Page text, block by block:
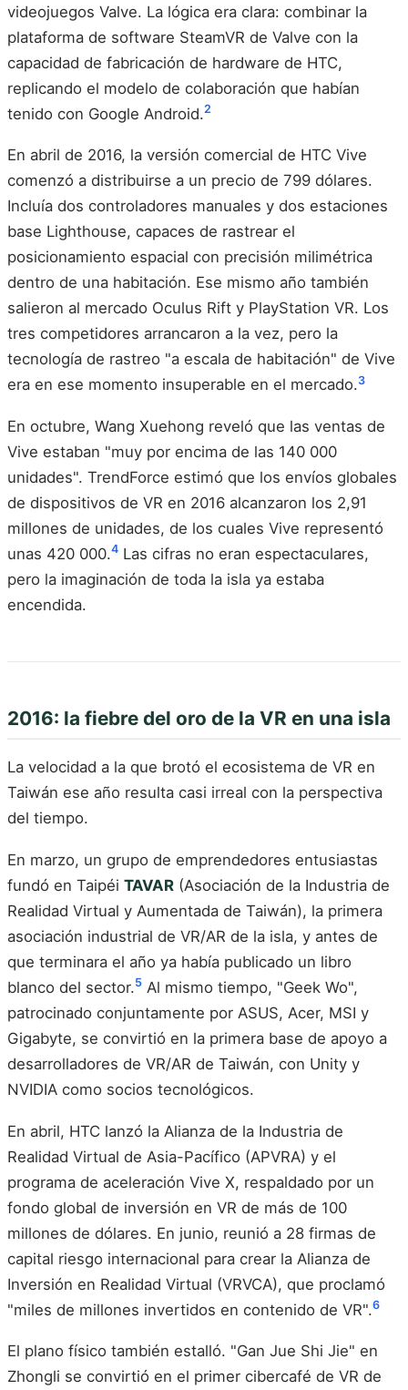
videojuegos Valve. La lógica era clara: combinar la
plataforma de software SteamVR de Valve con la
capacidad de fabricación de hardware de HTC,
replicando el modelo de colaboración que habían
tenido con Google Android.2
En abril de 2016, la versión comercial de HTC Vive
comenzó a distribuirse a un precio de 799 dólares.
Incluía dos controladores manuales y dos estaciones
base Lighthouse, capaces de rastrear el
posicionamiento espacial con precisión milimétrica
dentro de una habitación. Ese mismo año también
salieron al mercado Oculus Rift y PlayStation VR. Los
tres competidores arrancaron a la vez, pero la
tecnología de rastreo "a escala de habitación" de Vive
era en ese momento insuperable en el mercado.3
En octubre, Wang Xuehong reveló que las ventas de
Vive estaban "muy por encima de las 140 000
unidades". TrendForce estimó que los envíos globales
de dispositivos de VR en 2016 alcanzaron los 2,91
millones de unidades, de los cuales Vive representó
unas 420 000.4 Las cifras no eran espectaculares,
pero la imaginación de toda la isla ya estaba
encendida.
2016: la fiebre del oro de la VR en una isla
La velocidad a la que brotó el ecosistema de VR en
Taiwán ese año resulta casi irreal con la perspectiva
del tiempo.
En marzo, un grupo de emprendedores entusiastas
fundó en Taipéi TAVAR (Asociación de la Industria de
Realidad Virtual y Aumentada de Taiwán), la primera
asociación industrial de VR/AR de la isla, y antes de
que terminara el año ya había publicado un libro
blanco del sector.5 Al mismo tiempo, "Geek Wo",
patrocinado conjuntamente por ASUS, Acer, MSI y
Gigabyte, se convirtió en la primera base de apoyo a
desarrolladores de VR/AR de Taiwán, con Unity y
NVIDIA como socios tecnológicos.
En abril, HTC lanzó la Alianza de la Industria de
Realidad Virtual de Asia-Pacífico (APVRA) y el
programa de aceleración Vive X, respaldado por un
fondo global de inversión en VR de más de 100
millones de dólares. En junio, reunió a 28 firmas de
capital riesgo internacional para crear la Alianza de
Inversión en Realidad Virtual (VRVCA), que proclamó
"miles de millones invertidos en contenido de VR".6
El plano físico también estalló. "Gan Jue Shi Jie" en
Zhongli se convirtió en el primer cibercafé de VR de